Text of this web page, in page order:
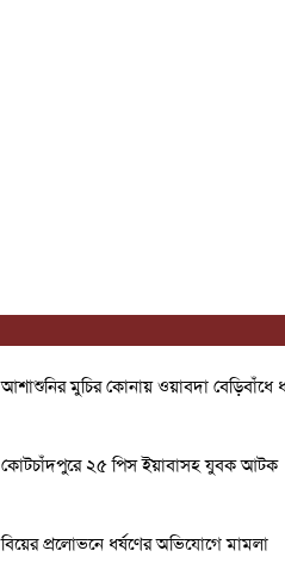
আশাশুনির মুচির কোনায় ওয়াবদা বেড়িবাঁধে
কোটচাঁদপুরে ২৫ পিস ইয়াবাসহ যুবক আটক
বিয়ের প্রলোভনে ধর্ষণের অভিযোগে মামলা